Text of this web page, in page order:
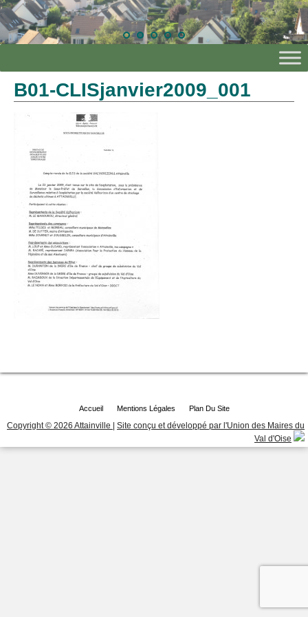
B01-CLISjanvier2009_001
Accueil Mentions Légales Plan Du Site
Copyright © 2026 Attainville | Site conçu et développé par l'Union des Maires du
Val d'Oise